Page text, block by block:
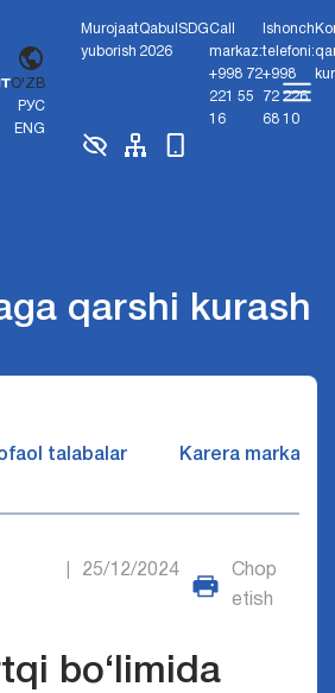
O'ZB
РУС
ENG
Murojaat
yuborish
Qabul
2026
SDGCall
markaz:
+998 72
221 55
16
Ishonch
telefoni:
+998
72 226
68 10
qarshi kurash
talabalar Karera markazi
25/12/2024
Chop
etish
bo‘limida